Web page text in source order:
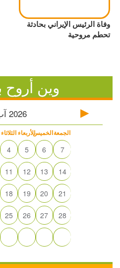
وفاة الرئيس الإيراني بحادثة
تحطم مروحية
وين أروح
2026
الثلاثاء الأربعاءالخميسالجمعة
4 5 6 7
11 12 13 14
18 19 20 21
25 26 27 28